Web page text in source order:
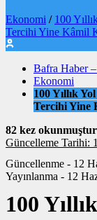
Ekonomi / 100
Tercihi Yine Kâmil
Bafra Haber
Ekonomi
100 Yıllık
Tercihi Yine
82 kez okunmuştur
Güncelleme Tarihi:
Güncellenme - 12
Yayınlanma - 12
100